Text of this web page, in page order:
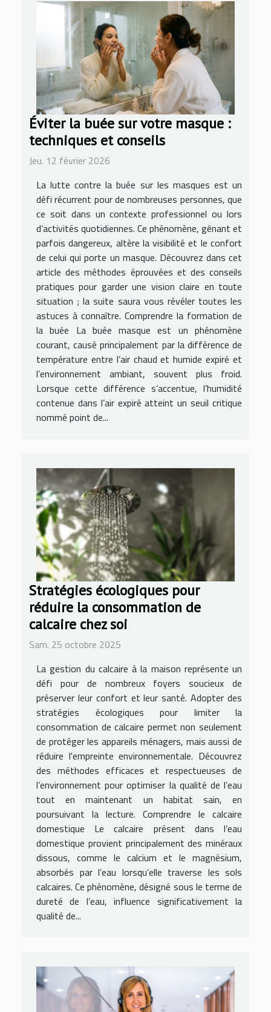
Éviter la buée sur votre masque :
techniques et conseils
Jeu. 12 février 2026
La lutte contre la buée sur les masques est un
défi récurrent pour de nombreuses personnes, que
ce soit dans un contexte professionnel ou lors
d’activités quotidiennes. Ce phénomène, gênant et
parfois dangereux, altère la visibilité et le confort
de celui qui porte un masque. Découvrez dans cet
article des méthodes éprouvées et des conseils
pratiques pour garder une vision claire en toute
situation ; la suite saura vous révéler toutes les
astuces à connaître. Comprendre la formation de
la buée La buée masque est un phénomène
courant, causé principalement par la différence de
température entre l’air chaud et humide expiré et
l’environnement ambiant, souvent plus froid.
Lorsque cette différence s’accentue, l’humidité
contenue dans l’air expiré atteint un seuil critique
nommé point de...
Stratégies écologiques pour
réduire la consommation de
calcaire chez soi
Sam. 25 octobre 2025
La gestion du calcaire à la maison représente un
défi pour de nombreux foyers soucieux de
préserver leur confort et leur santé. Adopter des
stratégies écologiques pour limiter la
consommation de calcaire permet non seulement
de protéger les appareils ménagers, mais aussi de
réduire l'empreinte environnementale. Découvrez
des méthodes efficaces et respectueuses de
l’environnement pour optimiser la qualité de l’eau
tout en maintenant un habitat sain, en
poursuivant la lecture. Comprendre le calcaire
domestique Le calcaire présent dans l’eau
domestique provient principalement des minéraux
dissous, comme le calcium et le magnésium,
absorbés par l’eau lorsqu’elle traverse les sols
calcaires. Ce phénomène, désigné sous le terme de
dureté de l’eau, influence significativement la
qualité de...